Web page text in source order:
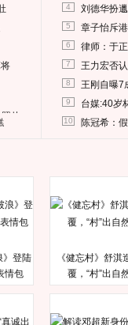
片
4 刘德华扮
5 章子怡斥
6 律师：于
7 王力宏否
8 王刚自曝7
9 台媒:40岁
10 陈冠希：
》登陆
情包
《健忘村》舒淇
覆，“村”出自